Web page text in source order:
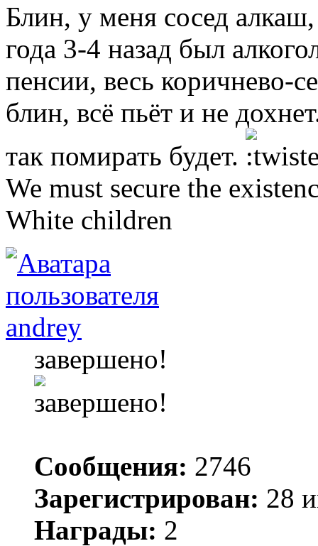
Блин, у меня сосед
года 3-4 назад был
пенсии, весь коричнево-
блин, всё пьёт и не
так помирать будет.
We must secure the
White children
andrey
завершено!
Сообщения: 2746
Зарегистрирован: 28
Награды: 2